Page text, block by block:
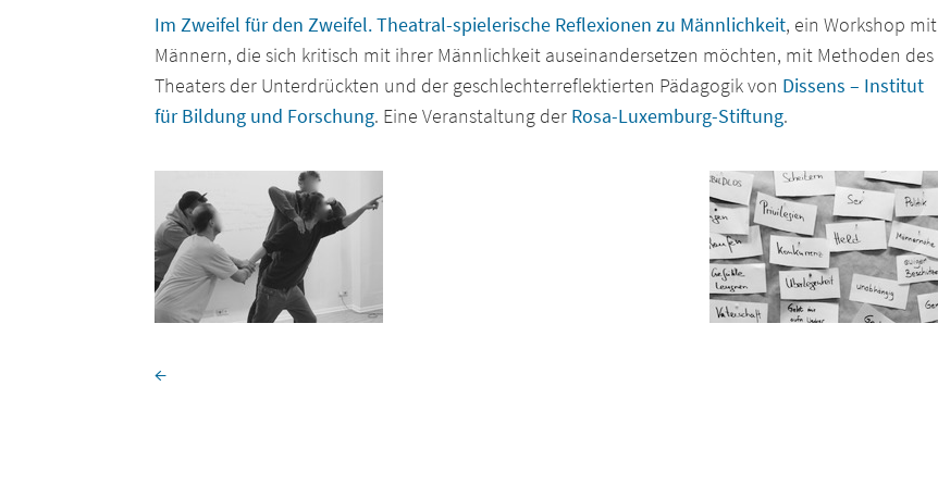
Im Zweifel für den Zweifel. Theatral-spielerische Reflexionen zu Männlichkeit, ein Workshop mit
Männern, die sich kritisch mit ihrer Männlichkeit auseinandersetzen möchten, mit Methoden des
Theaters der Unterdrückten und der geschlechterreflektierten Pädagogik von Dissens – Institut
für Bildung und Forschung. Eine Veranstaltung der Rosa-Luxemburg-Stiftung.
←